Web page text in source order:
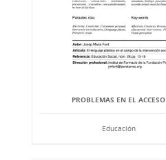
PROBLEMAS EN EL ACCESO
Educación